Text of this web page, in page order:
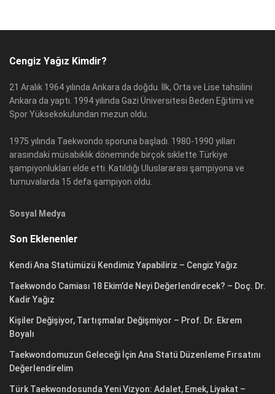
Cengiz Yağız Kimdir?
21 Aralık 1964 yılında Ankara da doğdu. İlk, Orta ve Lise tahsilini
Ankara da yaptı. 1994 yılında Gazi Üniversitesi Beden Eğitimi ve
Spor Yüksekokulundan mezun oldu.
1975 yılında Taekwondo sporuna başladı. 1980-1990 yılları
arasındaki müsabıklık döneminde birçok sıklette Türkiye
şampiyonlukları elde etti. Katıldığı Uluslararası şampiyona ve
turnuvalarda 15 defa şampiyon oldu.
Sosyal Medya
Son Eklenenler
Kendi Ana Statümüzü Kendimiz Yapabiliriz – Cengiz Yağız
Taekwondo Camiası 18 Ekim’de Neyi Değerlendirecek? – Doç. Dr.
Kadir Yağız
Kişiler Değişiyor, Tartışmalar Değişmiyor – Prof. Dr. Ekrem
Boyalı
Taekwondomuzun Geleceği İçin Ana Statü Düzenleme Fırsatını
Değerlendirelim
Türk Taekwondosunda Yeni Vizyon: Adalet, Emek, Liyakat –